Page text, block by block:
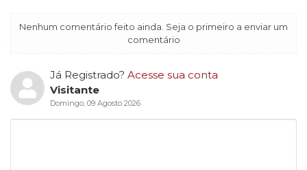
Nenhum comentário feito ainda. Seja o primeiro a enviar um
comentário
Já Registrado? Acesse sua conta
Visitante
Domingo, 09 Agosto 2026